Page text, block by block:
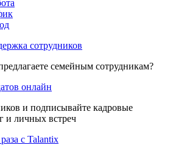
сотрудников
семейным сотрудникам?
онлайн
и подписывайте кадровые
и личных встреч
с Talantix